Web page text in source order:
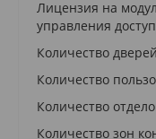
Лицензия на
управления
Количество
Количество
Количество
Количество зон